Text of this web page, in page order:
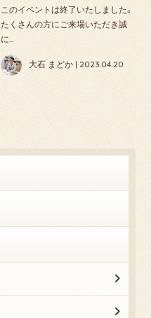
このイベントは終了いたしました。
たくさんの方にご来場いただき誠
に…
大石 まどか | 2023.04.20